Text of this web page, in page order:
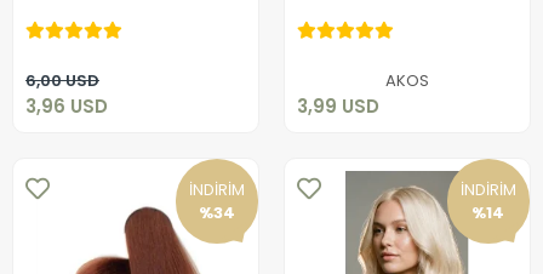
Kalıcı Tüp Saç
Boyası 60Gr
6,00 USD
3,96 USD
3,96 USD
AKOS
3,99 USD
3,99 USD
İNDİRİM
%34
İNDİRİM
%14